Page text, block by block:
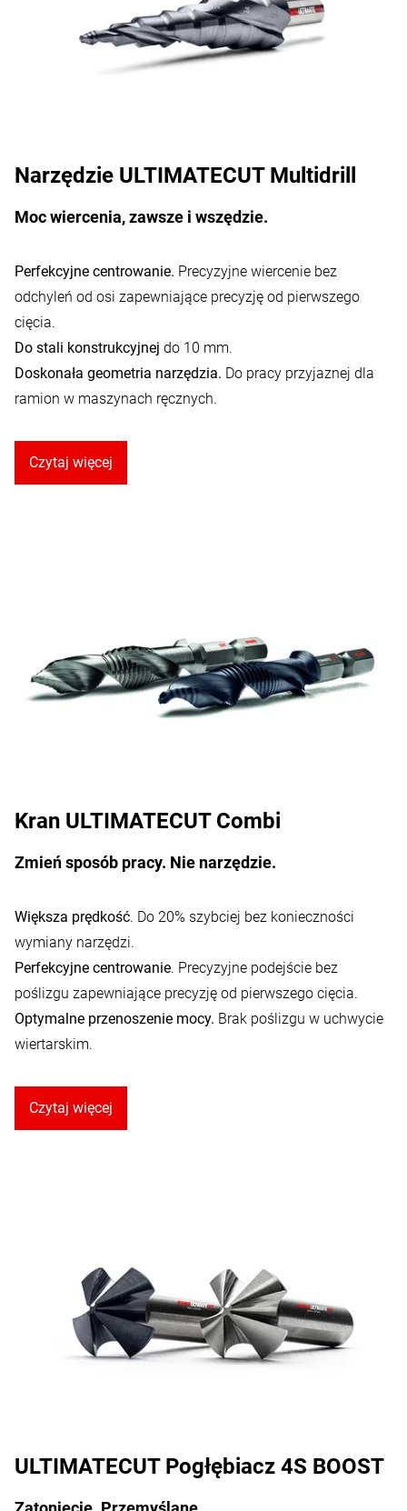
Narzędzie ULTIMATECUT Multidrill
Moc wiercenia, zawsze i wszędzie.
Perfekcyjne centrowanie. Precyzyjne wiercenie bez
odchyleń od osi zapewniające precyzję od pierwszego
cięcia.
Do stali konstrukcyjnej do 10 mm.
Doskonała geometria narzędzia. Do pracy przyjaznej dla
ramion w maszynach ręcznych.
Czytaj więcej
Kran ULTIMATECUT Combi
Zmień sposób pracy. Nie narzędzie.
Większa prędkość. Do 20% szybciej bez konieczności
wymiany narzędzi.
Perfekcyjne centrowanie. Precyzyjne podejście bez
poślizgu zapewniające precyzję od pierwszego cięcia.
Optymalne przenoszenie mocy. Brak poślizgu w uchwycie
wiertarskim.
Czytaj więcej
ULTIMATECUT Pogłębiacz 4S BOOST